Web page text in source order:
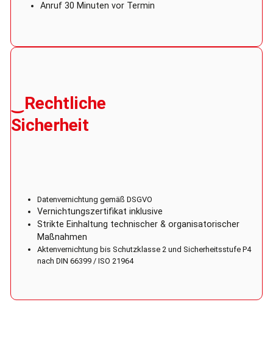
Anruf 30 Minuten vor Termin
‿Rechtliche
Sicherheit
Datenvernichtung gemäß DSGVO
Vernichtungszertifikat inklusive
Strikte Einhaltung technischer & organisatorischer
Maßnahmen
Aktenvernichtung bis Schutzklasse 2 und Sicherheitsstufe P4
nach DIN 66399 / ISO 21964